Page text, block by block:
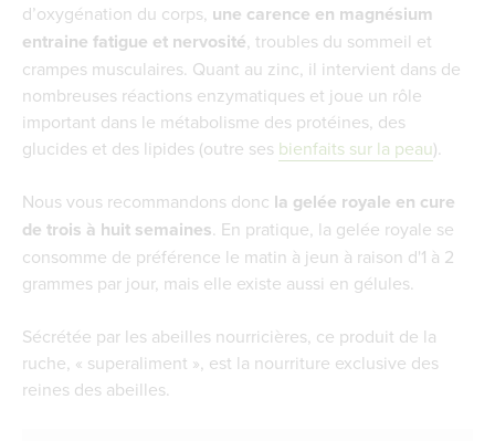
d’oxygénation du corps, une carence en magnésium
entraine fatigue et nervosité, troubles du sommeil et
crampes musculaires. Quant au zinc, il intervient dans de
nombreuses réactions enzymatiques et joue un rôle
important dans le métabolisme des protéines, des
glucides et des lipides (outre ses bienfaits sur la peau).
Nous vous recommandons donc la gelée royale en cure
de trois à huit semaines. En pratique, la gelée royale se
consomme de préférence le matin à jeun à raison d'1 à 2
grammes par jour, mais elle existe aussi en gélules.
Sécrétée par les abeilles nourricières, ce produit de la
ruche, « superaliment », est la nourriture exclusive des
reines des abeilles.